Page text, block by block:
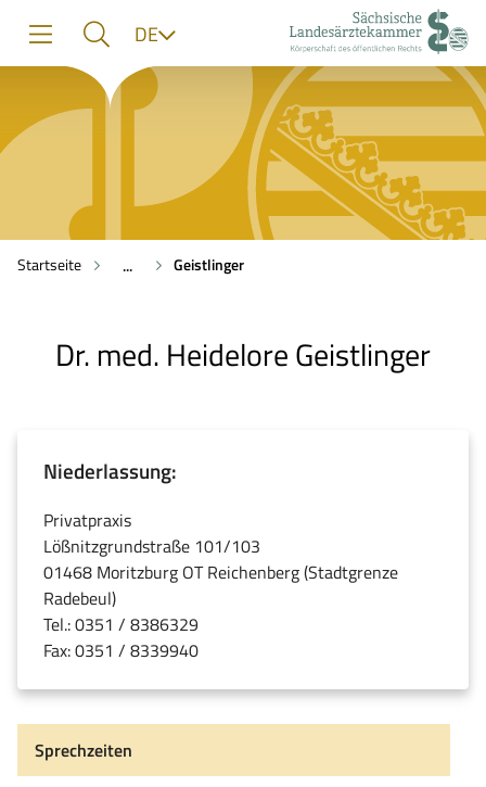
Navigation
Suche
Inhalt
DE
Startseite ... Geistlinger
Dr. med. Heidelore Geistlinger
Niederlassung:
Privatpraxis
Lößnitzgrundstraße 101/103
01468 Moritzburg OT Reichenberg (Stadtgrenze
Radebeul)
Tel.: 0351 / 8386329
Fax: 0351 / 8339940
Sprechzeiten